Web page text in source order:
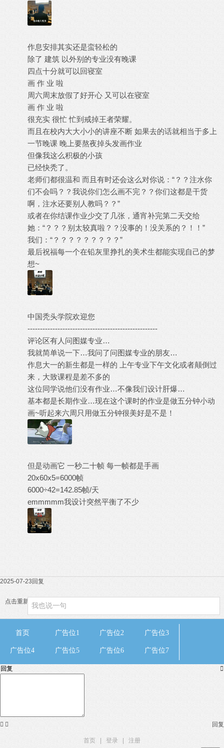
作息安排其实还是蛮轻松的
除了 建筑 以外别的专业没有晚课
四点十分就可以回寝室
画 作 业 啦
周六周末放假了好开心 又可以在寝室
画 作 业 啦
很充实 很忙 忙到戒掉王者荣耀。
而且在校内大大小小的讲座不断 如果去的话就相当于多上
一节晚课 晚上要熬夜掉头发画作业
但像我这么积极的小孩
已经快秃了。
老师们都很温和 而且有时还会这么对你说：“？？注水你
们不会吗？？我说你们怎么画不完？？你们这都是干货
啊，注水还要别人教吗？？”
或者在你结课作业少交了几张，通宵补完第二天交给
她：“？？？别太较真啦？？没事的！没关系的？！！”
我们：“？？？？？？？？？”
最后祝福每一个在铅灰里挣扎的美术生都能实现自己的梦
想~
中国秃头学院欢迎您
----------------------------------------------------
评论区有人问图媒专业…
我就简单说一下…我问了问图媒专业的朋友…
作息大一的新生都是一样的 上午专业下午文化或者颠倒过
来，大致课程是差不多的
这位同学说他们没有作业…不像我们设计肝爆…
基本都是长期作业…现在这个课时的作业是做五分钟小动
画~听起来六周只用做五分钟很美好是不是！
但是动画它 一秒二十帧 每一帧都是手画
20x60x5=6000帧
6000÷42=142.85帧/天
emmmmm我设计突然平衡了不少
2025-07-23 回复
点击重新加载
首页 广告位1 广告位2 广告位3
广告位4 广告位5 广告位6 广告位7

回复
回复
 
首页 登录 注册